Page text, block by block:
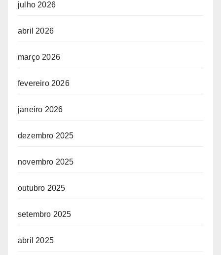
julho 2026
abril 2026
março 2026
fevereiro 2026
janeiro 2026
dezembro 2025
novembro 2025
outubro 2025
setembro 2025
abril 2025